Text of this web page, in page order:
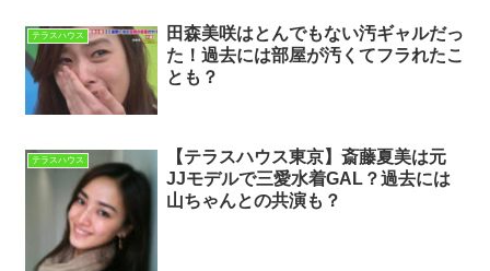
テラスハウス
田森美咲はとんでもない汚ギャルだっ
た！過去には部屋が汚くてフラれたこ
とも？
テラスハウス
【テラスハウス東京】斎藤夏美は元
JJモデルで三愛水着GAL？過去には
山ちゃんとの共演も？